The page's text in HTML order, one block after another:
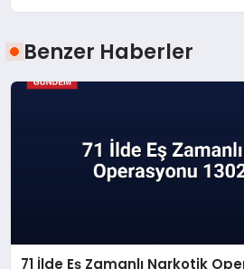
Benzer Haberler
71 İlde Eş Zamanlı Narkotik